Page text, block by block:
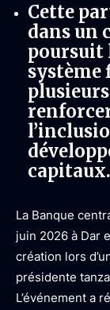
Cette
dans un
poursuit
système
capitaux.
La Banque
juin 2026 à Dar
création lors
présidente
L’événement a